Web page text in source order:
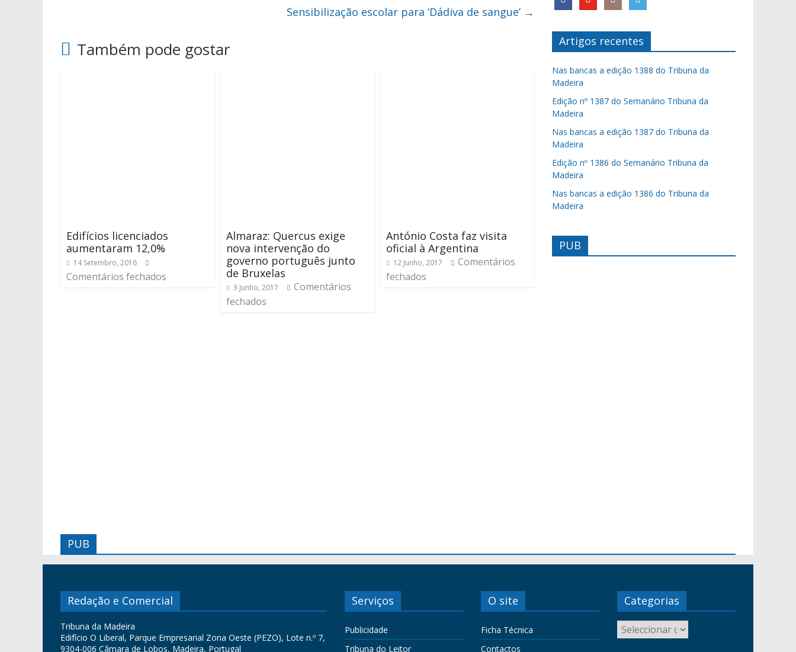
Sensibilização escolar para ‘Dádiva de sangue’ →
Também pode gostar
Edifícios licenciados
aumentaram 12,0%
14 Setembro, 2016
Comentários fechados
Almaraz: Quercus exige
nova intervenção do
governo português junto
de Bruxelas
3 Junho, 2017
Comentários
fechados
António Costa faz visita
oficial à Argentina
12 Junho, 2017
Comentários
fechados
Artigos recentes
Nas bancas a edição 1388 do Tribuna da
Madeira
Edição nº 1387 do Semanário Tribuna da
Madeira
Nas bancas a edição 1387 do Tribuna da
Madeira
Edição nº 1386 do Semanário Tribuna da
Madeira
Nas bancas a edição 1386 do Tribuna da
Madeira
PUB
PUB
Redação e Comercial
Tribuna da Madeira
Edifício O Liberal, Parque Empresarial Zona Oeste (PEZO), Lote n.º 7,
9304-006 Câmara de Lobos, Madeira, Portugal
Serviços
Publicidade
Tribuna do Leitor
O site
Ficha Técnica
Contactos
Categorias